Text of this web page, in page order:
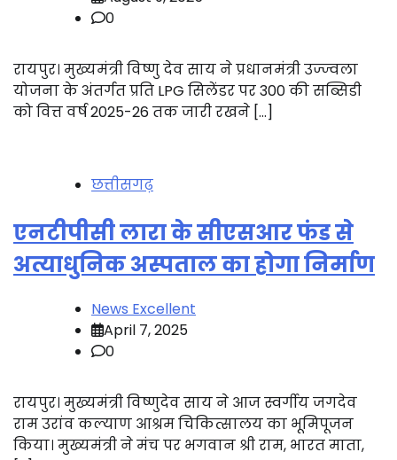
0
रायपुर। मुख्यमंत्री विष्णु देव साय ने प्रधानमंत्री उज्ज्वला
योजना के अंतर्गत प्रति LPG सिलेंडर पर ₹300 की सब्सिडी
को वित्त वर्ष 2025-26 तक जारी रखने […]
छत्तीसगढ़
एनटीपीसी लारा के सीएसआर फंड से
अत्याधुनिक अस्पताल का होगा निर्माण
News Excellent
April 7, 2025
0
रायपुर। मुख्यमंत्री विष्णुदेव साय ने आज स्वर्गीय जगदेव
राम उरांव कल्याण आश्रम चिकित्सालय का भूमिपूजन
किया। मुख्यमंत्री ने मंच पर भगवान श्री राम, भारत माता,